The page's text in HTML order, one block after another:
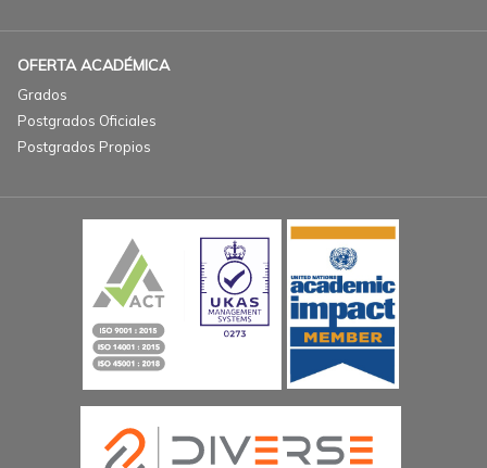
OFERTA ACADÉMICA
Grados
Postgrados Oficiales
Postgrados Propios